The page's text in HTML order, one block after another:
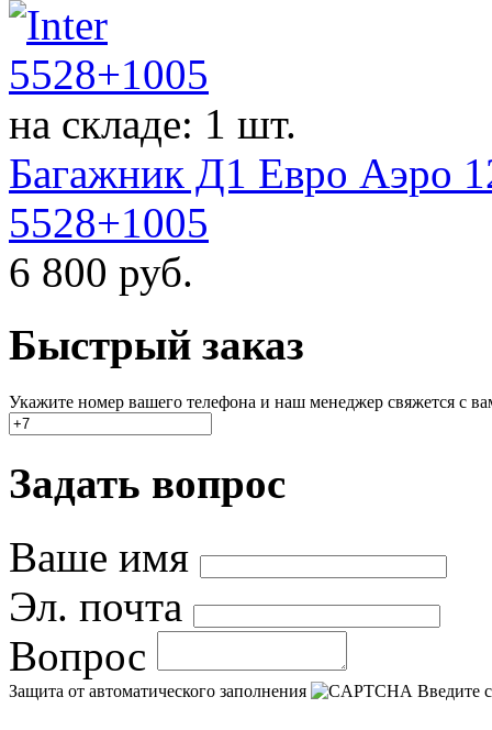
на складе: 1 шт.
Багажник Д1 Евро Аэро
5528+1005
6 800 руб.
Быстрый заказ
Укажите номер вашего телефона и наш менеджер свяжется с
Задать вопрос
Ваше имя
Эл. почта
Вопрос
Защита от автоматического заполнения Введите